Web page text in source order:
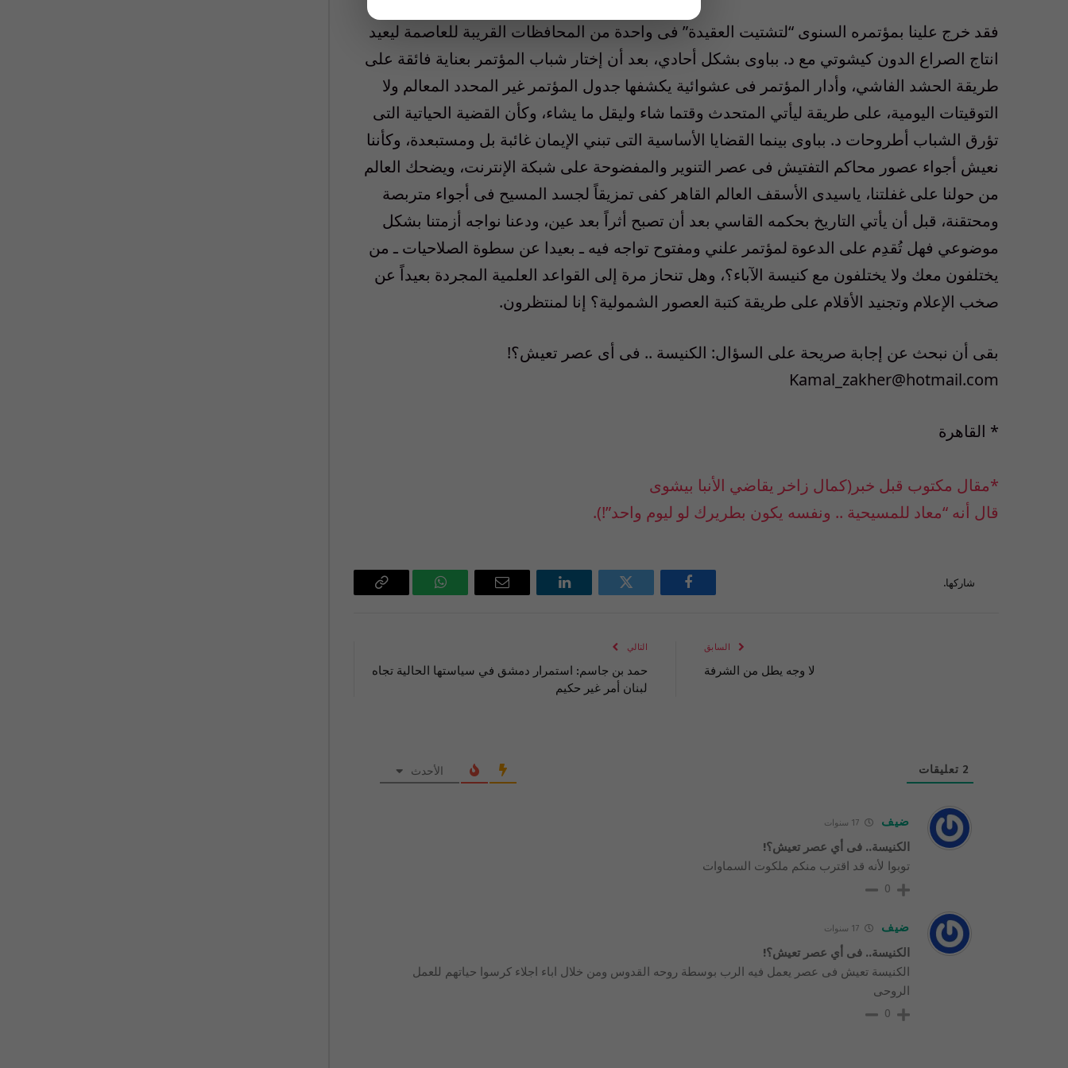
فقد خرج علينا بمؤتمره السنوى “لتشتيت العقيدة” فى واحدة من المحافظات القريبة للعاصمة ليعيد
انتاج الصراع الدون كيشوتي مع د. بباوى بشكل أحادي، بعد أن إختار شباب المؤتمر بعناية فائقة على
طريقة الحشد الفاشي، وأدار المؤتمر فى عشوائية يكشفها جدول المؤتمر غير المحدد المعالم ولا
التوقيتات اليومية، على طريقة ليأتي المتحدث وقتما شاء وليقل ما يشاء، وكأن القضية الحياتية التى
تؤرق الشباب أطروحات د. بباوى بينما القضايا الأساسية التى تبني الإيمان غائبة بل ومستبعدة، وكأننا
نعيش أجواء عصور محاكم التفتيش فى عصر التنوير والمفضوحة على شبكة الإنترنت، ويضحك العالم
من حولنا على غفلتنا، ياسيدى الأسقف العالم القاهر كفى تمزيقاً لجسد المسيح فى أجواء متربصة
ومحتقنة، قبل أن يأتي التاريخ بحكمه القاسي بعد أن تصبح أثراً بعد عين، ودعنا نواجه أزمتنا بشكل
موضوعي فهل تُقدِم على الدعوة لمؤتمر علني ومفتوح تواجه فيه ـ بعيدا عن سطوة الصلاحيات ـ من
يختلفون معك ولا يختلفون مع كنيسة الآباء؟، وهل تنحاز مرة إلى القواعد العلمية المجردة بعيداً عن
صخب الإعلام وتجنيد الأقلام على طريقة كتبة العصور الشمولية؟ إنا لمنتظرون.
بقى أن نبحث عن إجابة صريحة على السؤال: الكنيسة .. فى أى عصر تعيش؟!
Kamal_zakher@hotmail.com
* القاهرة
*مقال مكتوب قبل خبر(كمال زاخر يقاضي الأنبا بيشوى
قال أنه “معاد للمسيحية .. ونفسه يكون بطريرك لو ليوم واحد”!).
شاركها.
فيسبوك تويتر لينكدإن
البريد
واتساب
Copy
السابق
لا وجه يطل من الشرفة
التالي
حمد بن جاسم: استمرار دمشق في سياستها الحالية تجاه
لبنان أمر غير حكيم
2 تعليقات الأحدث
ضيف 17 سنوات
الكنيسة.. فى أي عصر تعيش؟!
توبوا لأنه قد اقترب منكم ملكوت السماوات
0
ضيف 17 سنوات
الكنيسة.. فى أي عصر تعيش؟!
الكنيسة تعيش فى عصر يعمل فيه الرب بوسطة روحه القدوس ومن خلال اباء اجلاء كرسوا حياتهم للعمل
الروحى
0